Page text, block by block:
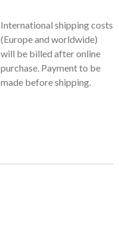
International shipping costs
(Europe and worldwide)
will be billed after online
purchase. Payment to be
made before shipping.